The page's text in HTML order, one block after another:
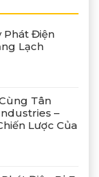
Phát Điện
Lạch
Tân
–
Lược Của